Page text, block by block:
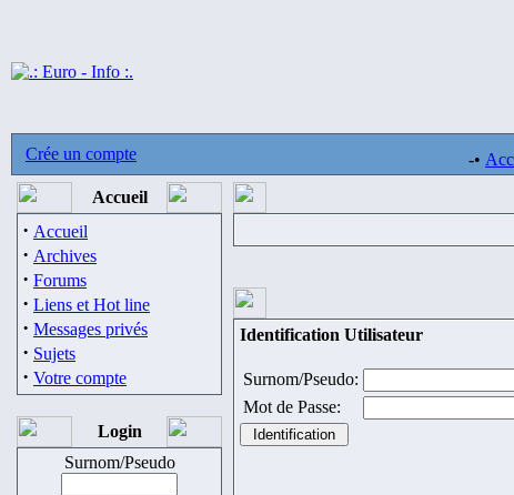
Crée un compte -•
Accueil
· Accueil
· Archives
· Forums
· Liens et Hot line
· Messages privés
· Sujets
· Votre compte
Login
Surnom/Pseudo
Identification Utilisateur
Surnom/Pseudo:
Mot de Passe: